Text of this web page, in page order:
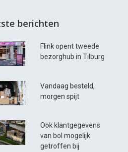
berichten
Flink opent tweede
bezorghub in Tilburg
Vandaag besteld,
morgen spijt
Ook klantgegevens
van bol mogelijk
getroffen bij